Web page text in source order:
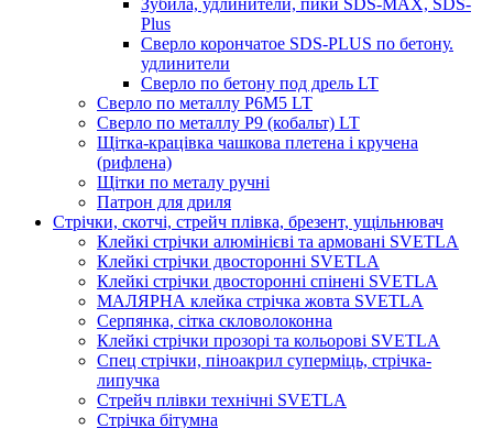
Зубила, удлинители, пики SDS-МАХ, SDS-
Plus
Сверло корончатое SDS-PLUS по бетону.
удлинители
Сверло по бетону под дрель LT
Сверло по металлу P6M5 LT
Сверло по металлу Р9 (кобальт) LT
Щітка-крацівка чашкова плетена і кручена
(рифлена)
Щітки по металу ручні
Патрон для дриля
Стрічки, скотчі, стрейч плівка, брезент, ущільнювач
Клейкі стрічки алюмінієві та армовані SVETLA
Клейкі стрічки двосторонні SVETLA
Клейкі стрічки двосторонні спінені SVETLA
МАЛЯРНА клейка стрічка жовта SVETLA
Серпянка, сітка скловолоконна
Клейкі стрічки прозорі та кольорові SVETLA
Спец стрічки, піноакрил суперміць, стрічка-
липучка
Стрейч плівки технічні SVETLA
Стрічка бітумна